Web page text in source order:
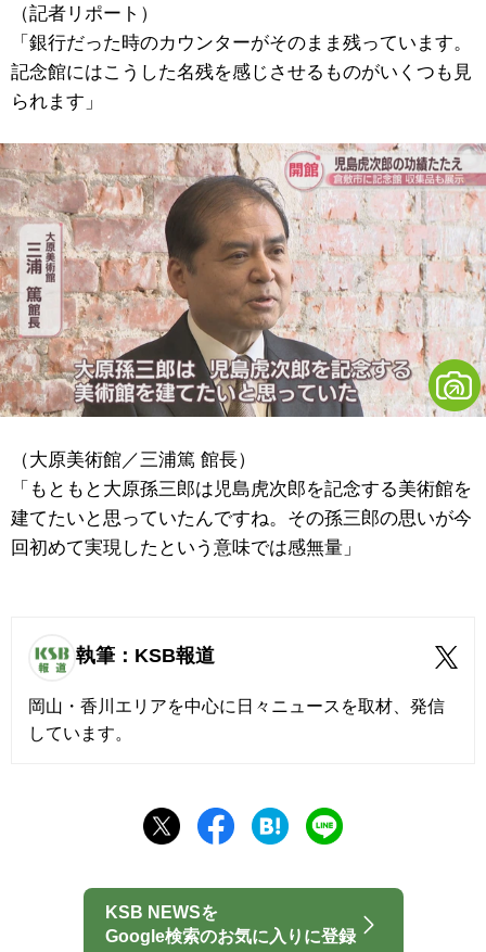
（記者リポート）
「銀行だった時のカウンターがそのまま残っています。
記念館にはこうした名残を感じさせるものがいくつも見
られます」
（大原美術館／三浦篤 館長）
「もともと大原孫三郎は児島虎次郎を記念する美術館を
建てたいと思っていたんですね。その孫三郎の思いが今
回初めて実現したという意味では感無量」
執筆：KSB報道
岡山・香川エリアを中心に日々ニュースを取材、発信
しています。
KSB NEWSを
Google検索のお気に入りに登録